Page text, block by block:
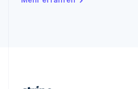
English